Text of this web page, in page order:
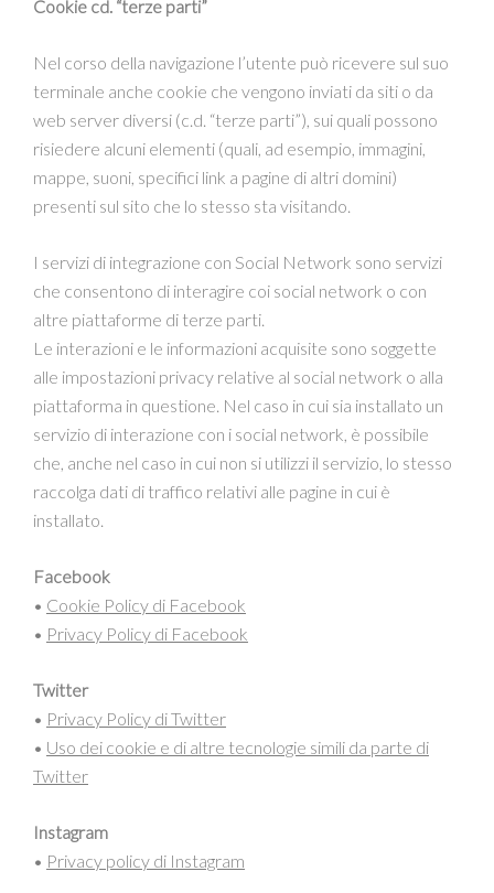
Cookie cd. “terze parti”
Nel corso della navigazione l’utente può ricevere sul suo
terminale anche cookie che vengono inviati da siti o da
web server diversi (c.d. “terze parti”), sui quali possono
risiedere alcuni elementi (quali, ad esempio, immagini,
mappe, suoni, specifici link a pagine di altri domini)
presenti sul sito che lo stesso sta visitando.
I servizi di integrazione con Social Network sono servizi
che consentono di interagire coi social network o con
altre piattaforme di terze parti.
Le interazioni e le informazioni acquisite sono soggette
alle impostazioni privacy relative al social network o alla
piattaforma in questione. Nel caso in cui sia installato un
servizio di interazione con i social network, è possibile
che, anche nel caso in cui non si utilizzi il servizio, lo stesso
raccolga dati di traffico relativi alle pagine in cui è
installato.
Facebook
• Cookie Policy di Facebook
• Privacy Policy di Facebook
Twitter
• Privacy Policy di Twitter
• Uso dei cookie e di altre tecnologie simili da parte di
Twitter
Instagram
• Privacy policy di Instagram